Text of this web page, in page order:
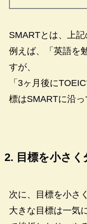
SMARTとは、上記
例えば、「英語を
すが、
「3ヶ月後に
標はSMARTに沿っ
2. 目標を小さく
次に、目標を小さ
大きな目標は一気